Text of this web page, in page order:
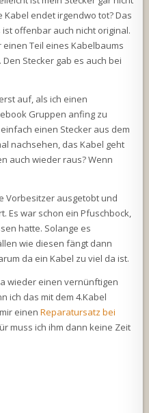
endet irgendwo tot? Das
offenbar auch nicht original.
Teil eines Kabelbaums
Stecker gab es auch bei
auf, als ich einen
Gruppen anfing zu
einen Stecker aus dem
nachsehen, das Kabel geht
auch wieder raus? Wenn
Vorbesitzer ausgetobt und
Es war schon ein Pfuschbock,
hatte. Solange es
wie diesen fängt dann
da ein Kabel zu viel da ist.
wieder einen vernünftigen
ich das mit dem 4.Kabel
einenReparatursatz bei
muss ich ihm dann keine Zeit